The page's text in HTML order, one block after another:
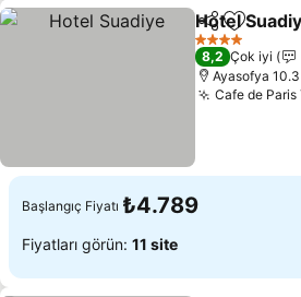
Paylaş
Hotel
4 Yıldız
8,2 Çok iyi
Ayasofya
Cafe de Paris
Başlangıç Fiyatı ₺4.789
Fiyatları görün: 11 site